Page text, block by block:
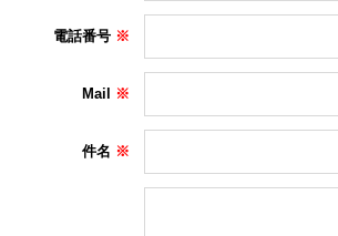
電話番号
Mail
件名